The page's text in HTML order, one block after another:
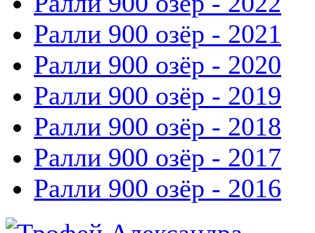
Ралли 900 озёр - 2021
Ралли 900 озёр - 2020
Ралли 900 озёр - 2019
Ралли 900 озёр - 2018
Ралли 900 озёр - 2017
Ралли 900 озёр - 2016